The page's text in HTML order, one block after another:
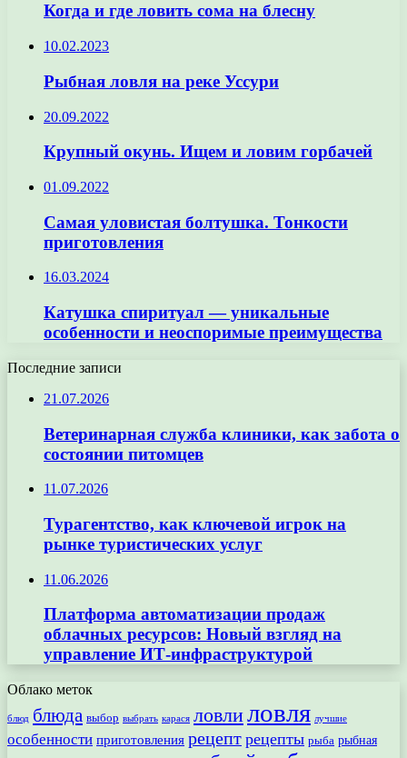
Когда и где ловить сома на блесну
10.02.2023
Рыбная ловля на реке Уссури
20.09.2022
Крупный окунь. Ищем и ловим горбачей
01.09.2022
Самая уловистая болтушка. Тонкости
приготовления
16.03.2024
Катушка спиритуал — уникальные
особенности и неоспоримые преимущества
Последние записи
21.07.2026
Ветеринарная служба клиники, как забота о
состоянии питомцев
11.07.2026
Турагентство, как ключевой игрок на
рынке туристических услуг
11.06.2026
Платформа автоматизации продаж
облачных ресурсов: Новый взгляд на
управление ИТ-инфраструктурой
Облако меток
блюд блюда выбор выбрать карася ловлиловля лучшие
особенности приготовления рецепт рецепты рыба рыбная